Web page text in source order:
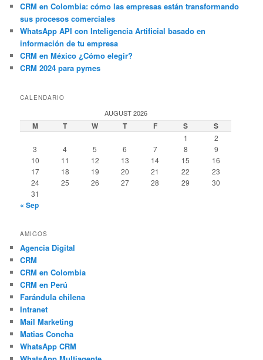
CRM en Colombia: cómo las empresas están transformando
sus procesos comerciales
WhatsApp API con Inteligencia Artificial basado en
información de tu empresa
CRM en México ¿Cómo elegir?
CRM 2024 para pymes
CALENDARIO
AUGUST 2026
M T W T F S S
1
2
3
4 5 6 7 8
9
10
11 12 13 14 15
16
17
18 19 20 21 22
23
24
25 26 27 28 29
30
31
« Sep
AMIGOS
Agencia Digital
CRM
CRM en Colombia
CRM en Perú
Farándula chilena
Intranet
Mail Marketing
Matias Concha
WhatsApp CRM